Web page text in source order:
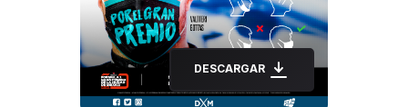
DESCARGAR